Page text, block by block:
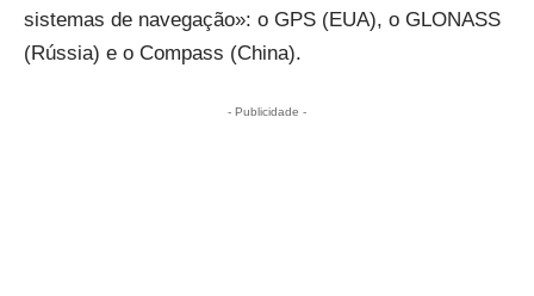
sistemas de navegação»: o GPS (EUA), o GLONASS
(Rússia) e o Compass (China).
- Publicidade -